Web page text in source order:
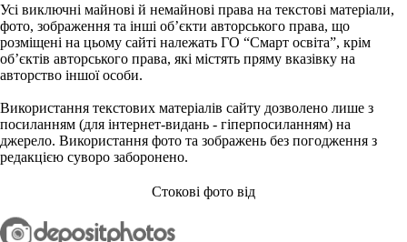
Усі виключні майнові й немайнові права на текстові матеріали,
фото, зображення та інші об’єкти авторського права, що
розміщені на цьому сайті належать ГО “Смарт освіта”, крім
об’єктів авторського права, які містять пряму вказівку на
авторство іншої особи.
Використання текстових матеріалів сайту дозволено лише з
посиланням (для інтернет-видань - гіперпосиланням) на
джерело. Використання фото та зображень без погодження з
редакцією суворо заборонено.
Стокові фото від